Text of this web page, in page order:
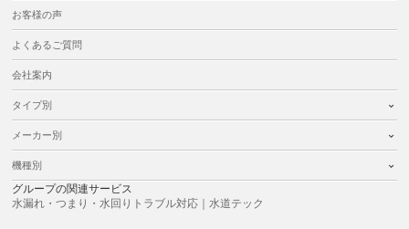
お客様の声
よくあるご質問
会社案内
タイプ別
メーカー別
機種別
グループの関連サービス
水漏れ・つまり・水回りトラブル対応｜水道テック